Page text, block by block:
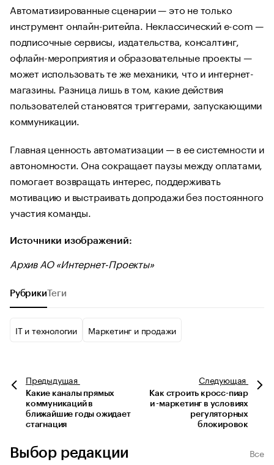
Автоматизированные сценарии — это не только
инструмент онлайн-ритейла. Неклассический e-com —
подписочные сервисы, издательства, консалтинг,
офлайн-мероприятия и образовательные проекты —
может использовать те же механики, что и интернет-
магазины. Разница лишь в том, какие действия
пользователей становятся триггерами, запускающими
коммуникации.
Главная ценность автоматизации — в ее системности и
автономности. Она сокращает паузы между оплатами,
помогает возвращать интерес, поддерживать
мотивацию и выстраивать допродажи без постоянного
участия команды.
Источники изображений:
Архив АО «Интернет-Проекты»
РубрикиТеги
IT и технологии Маркетинг и продажи
Предыдущая
Какие каналы прямых
коммуникаций в
ближайшие годы ожидает
стагнация
Следующая
Как строить кросс-пиар
и -маркетинг в условиях
регуляторных
блокировок
Выбор редакции
Все